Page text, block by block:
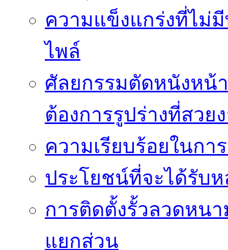
ความแข็งแกร่งที่ไม่
ไพล์
ศัลยกรรมตัดหนังหน้
ต้องการรูปร่างที่สวย
ความเรียบร้อยในก
ประโยชน์ที่จะได้รับ
การติดตั้งรั้วลวดหน
แยกส่วน